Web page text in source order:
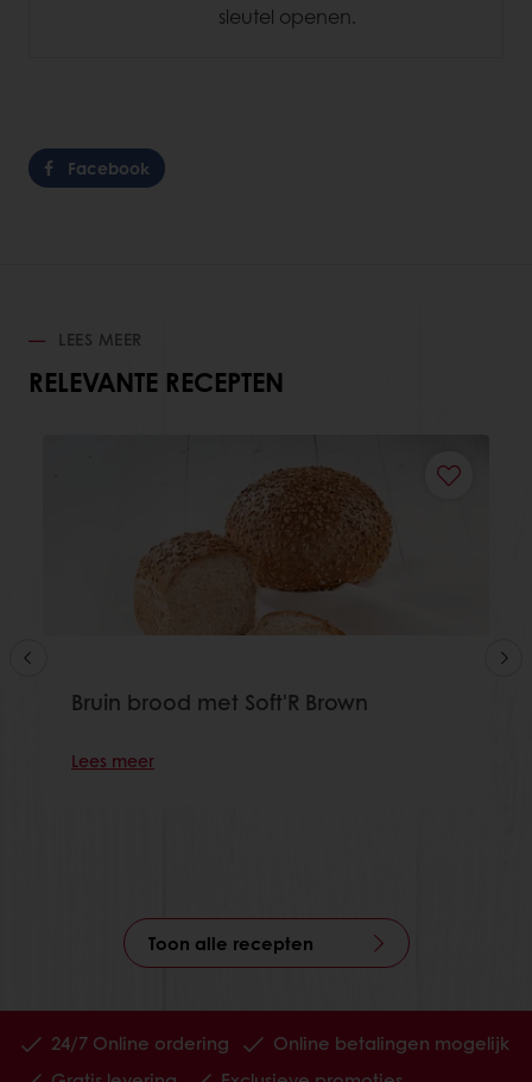
sleutel openen.
Facebook
LEES MEER
RELEVANTE RECEPTEN
Bruin brood met Soft'R Brown
Lees meer
Toon alle recepten
24/7 Online ordering
Online betalingen mogelijk